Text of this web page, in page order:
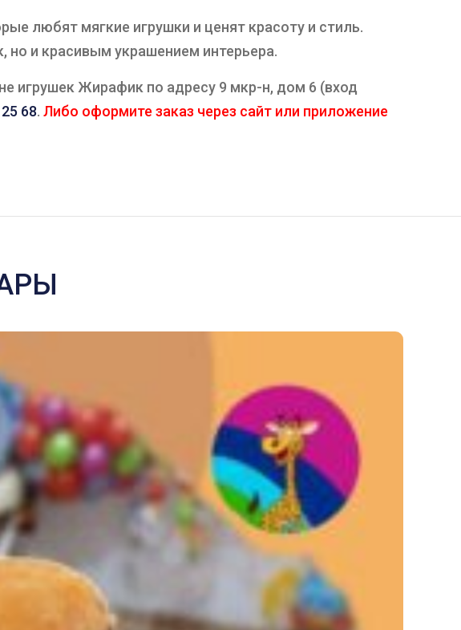
любят мягкие игрушки и ценят красоту и стиль.
и красивым украшением интерьера.
игрушек Жирафик по адресу 9 мкр-н, дом 6 (вход
68. Либо оформите заказ через сайт или приложение